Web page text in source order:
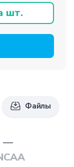
шт.
Файлы
—